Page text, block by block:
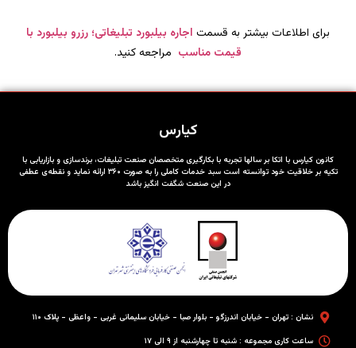
برای اطلاعات بیشتر به قسمت اجاره بیلبورد تبلیغاتی؛ رزرو بیلبورد با
قیمت مناسب مراجعه کنید.
کیارس
کانون کیارس با اتکا بر سالها تجربه با بکارگیری متخصصان صنعت تبلیغات، برندسازی و بازاریابی با
تکیه بر خلاقیت خود توانسته است سبد خدمات کاملی را به صورت ۳۶۰ ارائه نماید و نقطه‌ی عطفی
در این صنعت شگفت انگیز باشد
نشان : تهران - خیابان اندرزگو - بلوار صبا - خیابان سلیمانی غربی - واعظی - پلاک ۱۱۰
ساعت کاری مجموعه : شنبه تا چهارشنبه از ۹ الی ۱۷